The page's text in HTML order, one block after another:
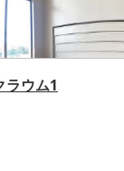
ラウム1